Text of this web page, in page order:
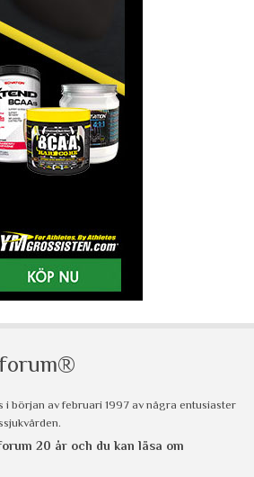
i början av februari 1997 av några entusiaster
20 år och du kan läsa om